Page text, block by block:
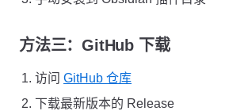
方法三：GitHub 下载
访问 GitHub 仓库
下载最新版本的 Release